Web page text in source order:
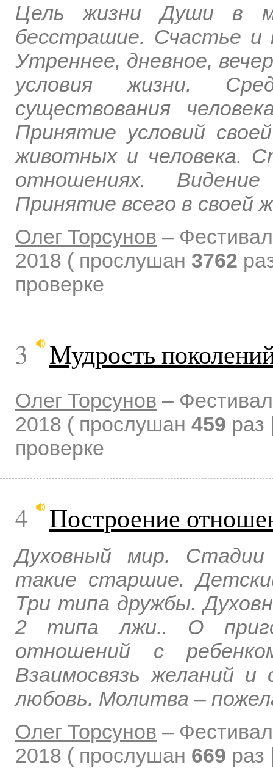
Цель жизни Души в
бесстрашие. Счастье и
Утреннее, дневное,
условия жизни.
существования
Принятие условий
животных и человека.
отношениях.
Принятие всего в своей
Олег Торсунов –
2018 ( прослушан 3762
проверке
3 Мудрость
Олег Торсунов –
2018 ( прослушан 459 раз
проверке
4 Построение
Духовный мир.
такие старшие.
Три типа дружбы.
2 типа лжи.. О
отношений с
Взаимосвязь желаний
любовь. Молитва –
Олег Торсунов –
2018 ( прослушан 669 раз